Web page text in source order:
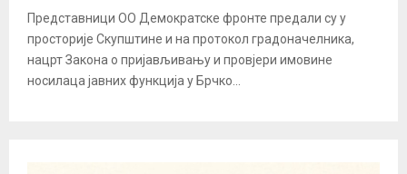
Представници ОО Демократске фронте предали су у
просторије Скупштине и на протокол градоначелника,
нацрт Закона о пријављивању и провјери имовине
носилаца јавних функција у Брчко...